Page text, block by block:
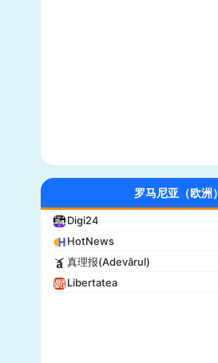
罗马尼亚（欧洲）
Digi24
HotNews
真理报(Adevărul)
Libertatea